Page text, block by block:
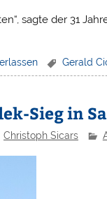
sagte der 31
Gerald
Sieg in
Christoph Sicars